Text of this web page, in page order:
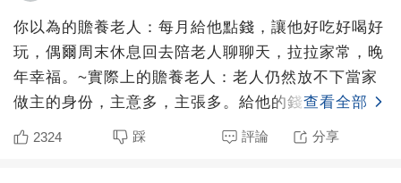
你以為的贍養老人：每月給他點錢，讓他好吃好喝好
玩，偶爾周末休息回去陪老人聊聊天，拉拉家常，晚
年幸福。~實際上的贍養老人：老人仍然放不下當家
做主的身份，主意多，主張多。給他的錢，該吃的不
吃，該花的不花，
查看全部
2324 踩 評論 分享